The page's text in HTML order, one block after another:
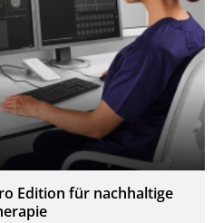
Edition für nachhaltige